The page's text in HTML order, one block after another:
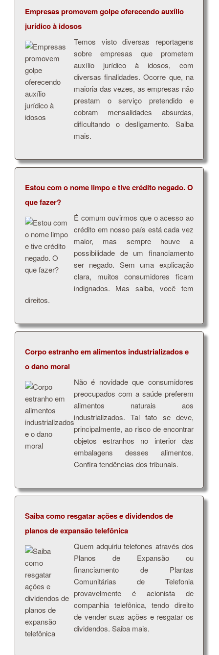
Empresas promovem golpe oferecendo auxílio
jurídico à idosos
Temos visto diversas reportagens
sobre empresas que prometem
auxílio jurídico à idosos, com
diversas finalidades. Ocorre que, na
maioria das vezes, as empresas não
prestam o serviço pretendido e
cobram mensalidades absurdas,
dificultando o desligamento. Saiba
mais.
Estou com o nome limpo e tive crédito negado. O
que fazer?
É comum ouvirmos que o acesso ao
crédito em nosso país está cada vez
maior, mas sempre houve a
possibilidade de um financiamento
ser negado. Sem uma explicação
clara, muitos consumidores ficam
indignados. Mas saiba, você tem
direitos.
Corpo estranho em alimentos industrializados e
o dano moral
Não é novidade que consumidores
preocupados com a saúde preferem
alimentos naturais aos
industrializados. Tal fato se deve,
principalmente, ao risco de encontrar
objetos estranhos no interior das
embalagens desses alimentos.
Confira tendências dos tribunais.
Saiba como resgatar ações e dividendos de
planos de expansão telefônica
Quem adquiriu telefones através dos
Planos de Expansão ou
financiamento de Plantas
Comunitárias de Telefonia
provavelmente é acionista de
companhia telefônica, tendo direito
de vender suas ações e resgatar os
dividendos. Saiba mais.